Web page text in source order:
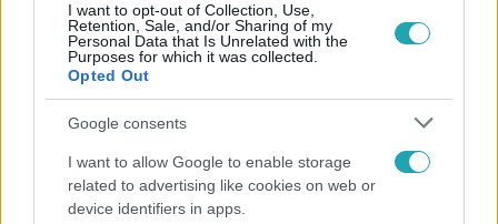
I want to opt-out of Collection, Use,
Retention, Sale, and/or Sharing of my
Personal Data that Is Unrelated with the
Purposes for which it was collected.
Opted Out
Google consents
I want to allow Google to enable storage
related to advertising like cookies on web or
device identifiers in apps.